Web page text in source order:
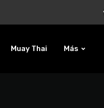
Muay Thai Más